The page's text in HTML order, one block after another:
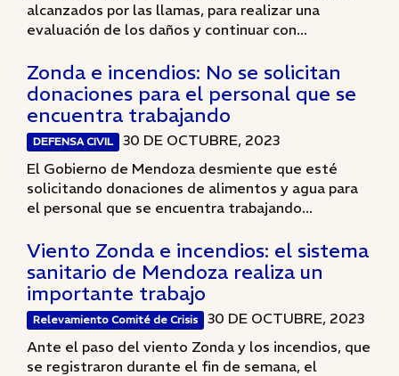
alcanzados por las llamas, para realizar una
evaluación de los daños y continuar con...
Zonda e incendios: No se solicitan
donaciones para el personal que se
encuentra trabajando
DEFENSA CIVIL
30 DE OCTUBRE, 2023
El Gobierno de Mendoza desmiente que esté
solicitando donaciones de alimentos y agua para
el personal que se encuentra trabajando...
Viento Zonda e incendios: el sistema
sanitario de Mendoza realiza un
importante trabajo
Relevamiento Comité de Crisis
30 DE OCTUBRE, 2023
Ante el paso del viento Zonda y los incendios, que
se registraron durante el fin de semana, el